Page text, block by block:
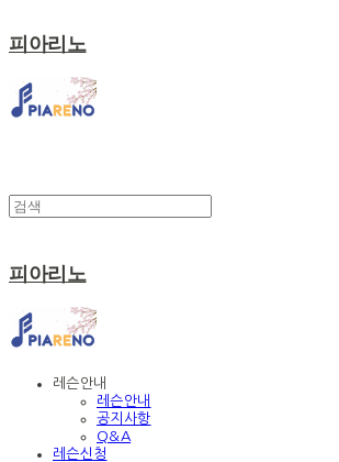
피아리노
피아리노
레슨안내
레슨안내
공지사항
Q&A
레슨신청